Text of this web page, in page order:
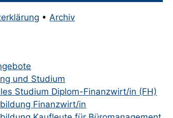
• Archiv
und Studium
Studium Diplom-Finanzwirt/in (FH)
Finanzwirt/in